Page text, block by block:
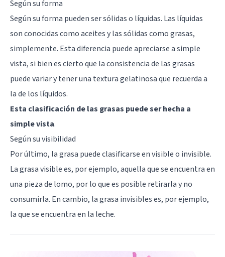
Según su forma
Según su forma pueden ser sólidas o líquidas. Las líquidas
son conocidas como aceites y las sólidas como grasas,
simplemente. Esta diferencia puede apreciarse a simple
vista, si bien es cierto que la consistencia de las grasas
puede variar y tener una textura gelatinosa que recuerda a
la de los líquidos.
Esta clasificación de las grasas puede ser hecha a
simple vista.
Según su visibilidad
Por último, la grasa puede clasificarse en visible o invisible.
La grasa visible es, por ejemplo, aquella que se encuentra en
una pieza de lomo, por lo que es posible retirarla y no
consumirla. En cambio, la grasa invisibles es, por ejemplo,
la que se encuentra en la leche.